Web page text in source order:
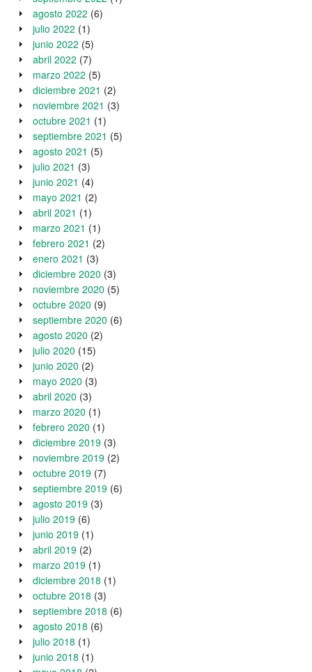
agosto 2022 (6)
julio 2022 (1)
junio 2022 (5)
abril 2022 (7)
marzo 2022 (5)
diciembre 2021 (2)
noviembre 2021 (3)
octubre 2021 (1)
septiembre 2021 (5)
agosto 2021 (5)
julio 2021 (3)
junio 2021 (4)
mayo 2021 (2)
abril 2021 (1)
marzo 2021 (1)
febrero 2021 (2)
enero 2021 (3)
diciembre 2020 (3)
noviembre 2020 (5)
octubre 2020 (9)
septiembre 2020 (6)
agosto 2020 (2)
julio 2020 (15)
junio 2020 (2)
mayo 2020 (3)
abril 2020 (3)
marzo 2020 (1)
febrero 2020 (1)
diciembre 2019 (3)
noviembre 2019 (2)
octubre 2019 (7)
septiembre 2019 (6)
agosto 2019 (3)
julio 2019 (6)
junio 2019 (1)
abril 2019 (2)
marzo 2019 (1)
diciembre 2018 (1)
octubre 2018 (3)
septiembre 2018 (6)
agosto 2018 (6)
julio 2018 (1)
junio 2018 (1)